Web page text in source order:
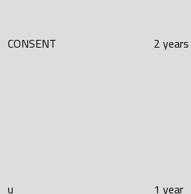
CONSENT 2 years
u 1 year